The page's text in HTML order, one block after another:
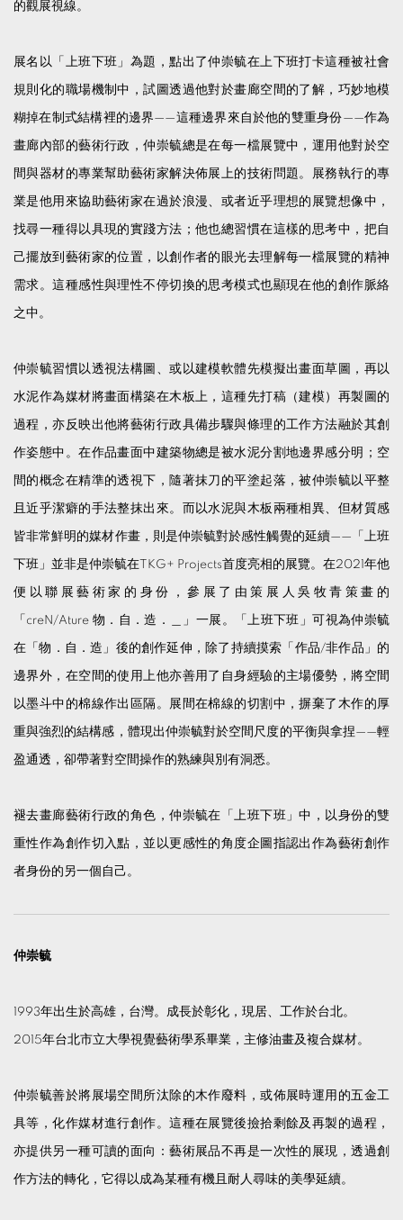
的觀展視線。
展名以「上班下班」為題，點出了仲崇毓在上下班打卡這種被社會
規則化的職場機制中，試圖透過他對於畫廊空間的了解，巧妙地模
糊掉在制式結構裡的邊界——這種邊界來自於他的雙重身份——作為
畫廊內部的藝術行政，仲崇毓總是在每一檔展覽中，運用他對於空
間與器材的專業幫助藝術家解決佈展上的技術問題。展務執行的專
業是他用來協助藝術家在過於浪漫、或者近乎理想的展覽想像中，
找尋一種得以具現的實踐方法；他也總習慣在這樣的思考中，把自
己擺放到藝術家的位置，以創作者的眼光去理解每一檔展覽的精神
需求。這種感性與理性不停切換的思考模式也顯現在他的創作脈絡
之中。
仲崇毓習慣以透視法構圖、或以建模軟體先模擬出畫面草圖，再以
水泥作為媒材將畫面構築在木板上，這種先打稿（建模）再製圖的
過程，亦反映出他將藝術行政具備步驟與條理的工作方法融於其創
作姿態中。在作品畫面中建築物總是被水泥分割地邊界感分明；空
間的概念在精準的透視下，隨著抹刀的平塗起落，被仲崇毓以平整
且近乎潔癖的手法整抹出來。而以水泥與木板兩種相異、但材質感
皆非常鮮明的媒材作畫，則是仲崇毓對於感性觸覺的延續——「上班
下班」並非是仲崇毓在TKG+ Projects首度亮相的展覽。在2021年他
便以聯展藝術家的身份，參展了由策展人吳牧青策畫的
「creN/Ature 物．自．造．＿」一展。「上班下班」可視為仲崇毓
在「物．自．造」後的創作延伸，除了持續摸索「作品/非作品」的
邊界外，在空間的使用上他亦善用了自身經驗的主場優勢，將空間
以墨斗中的棉線作出區隔。展間在棉線的切割中，摒棄了木作的厚
重與強烈的結構感，體現出仲崇毓對於空間尺度的平衡與拿捏——輕
盈通透，卻帶著對空間操作的熟練與別有洞悉。
褪去畫廊藝術行政的角色，仲崇毓在「上班下班」中，以身份的雙
重性作為創作切入點，並以更感性的角度企圖指認出作為藝術創作
者身份的另一個自己。
仲崇毓
1993年出生於高雄，台灣。成長於彰化，現居、工作於台北。
2015年台北市立大學視覺藝術學系畢業，主修油畫及複合媒材。
仲崇毓善於將展場空間所汰除的木作廢料，或佈展時運用的五金工
具等，化作媒材進行創作。這種在展覽後撿拾剩餘及再製的過程，
亦提供另一種可讀的面向：藝術展品不再是一次性的展現，透過創
作方法的轉化，它得以成為某種有機且耐人尋味的美學延續。